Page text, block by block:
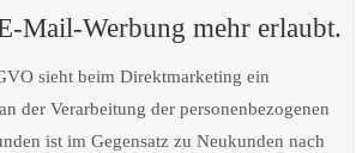
Mail-Werbung mehr erlaubt.
sieht beim Direktmarketing ein
der Verarbeitung der personenbezogenen
ist im Gegensatz zu Neukunden nach